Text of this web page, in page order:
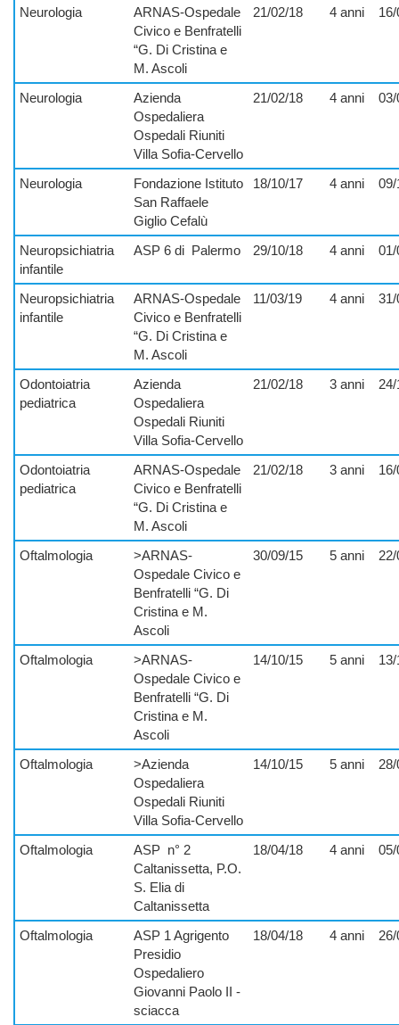
Neurologia
ARNAS-Ospedale
Civico e Benfratelli
“G. Di Cristina e
M. Ascoli
21/02/18 4 anni
Neurologia
Azienda
Ospedaliera
Ospedali Riuniti
Villa Sofia-Cervello
21/02/18 4 anni 03/
Neurologia
Fondazione Istituto
San Raffaele
Giglio Cefalù
18/10/17 4 anni 09/
Neuropsichiatria
infantile
ASP 6 di Palermo 29/10/18 4 anni 01/
Neuropsichiatria
infantile
ARNAS-Ospedale
Civico e Benfratelli
“G. Di Cristina e
M. Ascoli
11/03/19 4 anni 31/
Odontoiatria
pediatrica
Azienda
Ospedaliera
Ospedali Riuniti
Villa Sofia-Cervello
21/02/18 3 anni 24/
Odontoiatria
pediatrica
ARNAS-Ospedale
Civico e Benfratelli
“G. Di Cristina e
M. Ascoli
21/02/18 3 anni
Oftalmologia
>ARNAS-
Ospedale Civico e
Benfratelli “G. Di
Cristina e M.
Ascoli
30/09/15 5 anni 22/
Oftalmologia
>ARNAS-
Ospedale Civico e
Benfratelli “G. Di
Cristina e M.
Ascoli
14/10/15 5 anni
Oftalmologia
>Azienda
Ospedaliera
Ospedali Riuniti
Villa Sofia-Cervello
14/10/15 5 anni 28/
Oftalmologia ASP n° 2
Caltanissetta, P.O.
S. Elia di
Caltanissetta
18/04/18 4 anni 05/
Oftalmologia
ASP 1 Agrigento
Presidio
Ospedaliero
Giovanni Paolo II -
sciacca
18/04/18 4 anni 26/